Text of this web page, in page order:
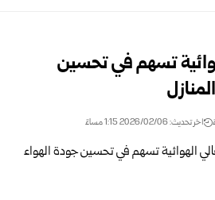
تسهم في تحسين
اخر تحديث: 2026/02/06 1:15 مساءً